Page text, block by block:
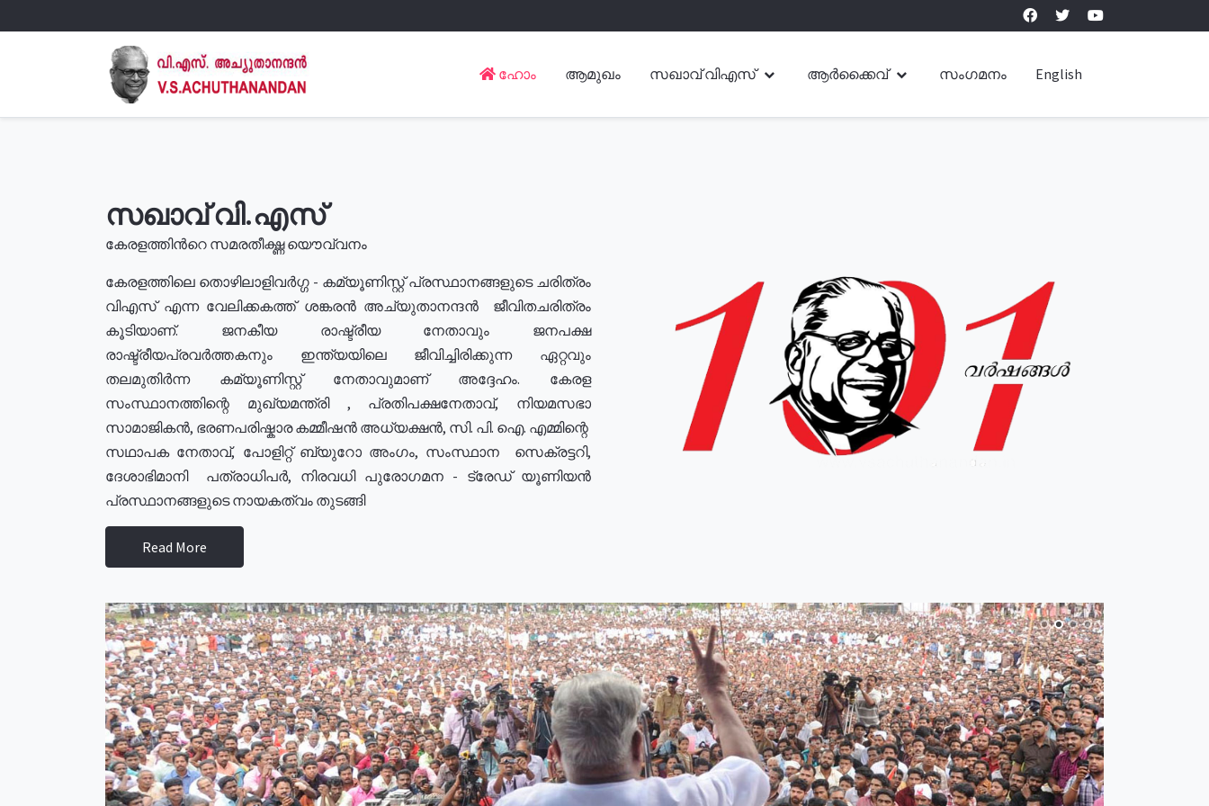
ഹോം ആമുഖം സഖാവ് വിഎസ് ആർക്കൈവ് സംഗമനം English
സഖാവ് വി.എസ്
കേരളത്തിൻറെ സമരതീക്ഷ്ണ യൌവ്വനം
കേരളത്തിലെ തൊഴിലാളിവർഗ്ഗ - കമ്യൂണിസ്റ്റ് പ്രസ്ഥാനങ്ങളുടെ ചരിത്രം
വിഎസ് എന്ന വേലിക്കകത്ത് ശങ്കരൻ അച്യുതാനന്ദൻ ജീവിതചരിത്രം
കൂടിയാണ്. ജനകീയ രാഷ്ട്രീയ നേതാവും ജനപക്ഷ
രാഷ്ട്രീയപ്രവർത്തകനും ഇന്ത്യയിലെ ജീവിച്ചിരിക്കുന്ന ഏറ്റവും
തലമുതിർന്ന കമ്യൂണിസ്റ്റ് നേതാവുമാണ് അദ്ദേഹം. കേരള
സംസ്ഥാനത്തിന്റെ മുഖ്യമന്ത്രി , പ്രതിപക്ഷനേതാവ്, നിയമസഭാ
സാമാജികൻ, ഭരണപരിഷ്കാര കമ്മീഷൻ അധ്യക്ഷൻ, സി. പി. ഐ. എമ്മിന്റെ
സഥാപക നേതാവ്, പോളിറ്റ് ബ്യുറോ അംഗം, സംസ്ഥാന സെക്രട്ടറി,
ദേശാഭിമാനി പത്രാധിപർ, നിരവധി പുരോഗമന - ട്രേഡ് യൂണിയൻ
പ്രസ്ഥാനങ്ങളുടെ നായകത്വം തുടങ്ങി
Read More